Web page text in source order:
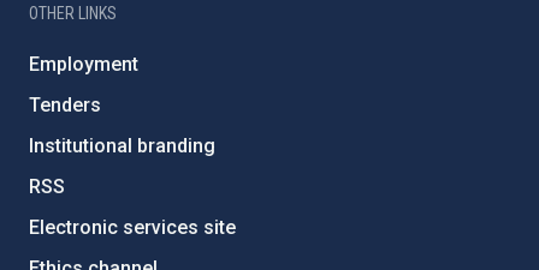
OTHER LINKS
Employment
Tenders
Institutional branding
RSS
Electronic services site